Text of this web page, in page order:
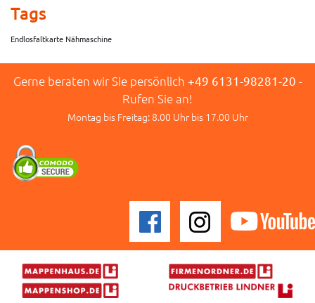
Tags
Endlosfaltkarte Nähmaschine
Gerne beraten wir Sie persönlich +49 6131-98281-20 -
Rufen Sie an!
Montag bis Freitag: 8.00 Uhr bis 17.00 Uhr